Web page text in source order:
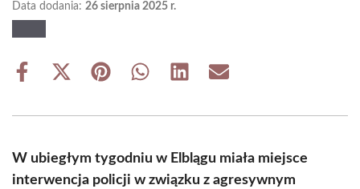
Data dodania: 26 sierpnia 2025 r.
Share
Share
(Twitter)
Share Share Share Share
W ubiegłym tygodniu w Elblągu miała miejsce
interwencja policji w związku z agresywnym